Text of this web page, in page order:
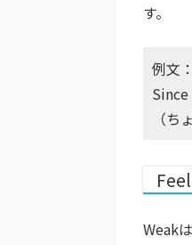
す。
例文：
（
Weak